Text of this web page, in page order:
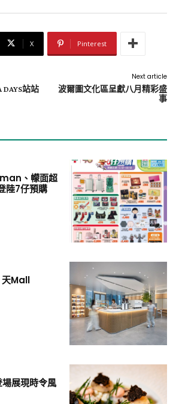
X Pinterest
站站
Next article
波爾圖文化區呈獻八月精彩盛
事
、幪面超
陸7仔預購
天Mall
展現時令風